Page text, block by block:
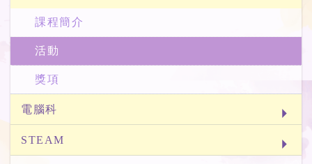
課程簡介
活動
獎項
電腦科
STEAM